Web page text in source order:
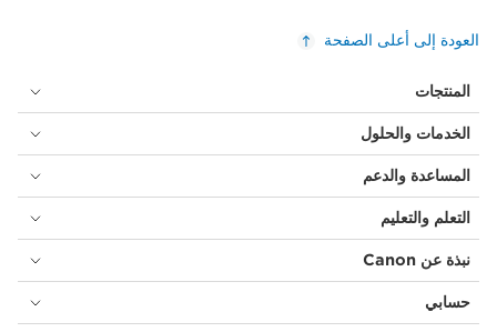
العودة إلى أعلى الصفحة
المنتجات
الخدمات والحلول
المساعدة والدعم
التعلم والتعليم
نبذة عن Canon
حسابي